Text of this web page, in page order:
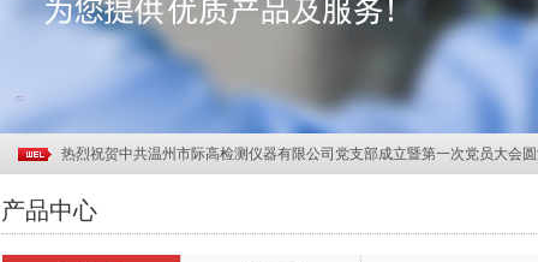
质量诚信报告
热烈祝贺温州际高2017"迎新年.聚团队"拓展活动取得圆满成功
热烈欢迎ISO9000质量管理体系认证专家组莅临指导
热烈祝贺中共温州市际高检测仪器有限公司党支部成立暨第一次党员大会
助力企业品牌建设—际高仪器新展示厅正式投入使用
温州际高2015精英拓展训练成功举行
产品中心